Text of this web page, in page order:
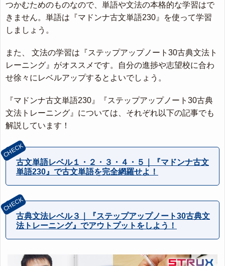
つかむためのものなので、単語や文法の本格的な学習はで
きません。単語は『マドンナ古文単語230』を使って学習
しましょう。
また、 文法の学習は『ステップアップノート30古典文法ト
レーニング』がオススメです。自分の進捗や志望校に合わ
せ徐々にレベルアップするとよいでしょう。
『マドンナ古文単語230』『ステップアップノート30古典
文法トレーニング』については、それぞれ以下の記事でも
解説しています！
古文単語レベル１・２・３・４・５｜『マドンナ古文
単語230』で古文単語を完全網羅せよ！
古典文法レベル３｜『ステップアップノート30古典文
法トレーニング』でアウトプットをしよう！